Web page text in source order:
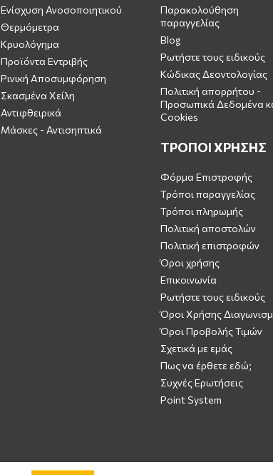
Ενίσχυση Ανοσοποιητικού
Θερμόμετρα
Κρυολόγημα
Προϊόντα Εντριβής
Ρινική Αποσυμφόρηση
Σκασμένα Χείλη
Αντιφθειρικά
Μάσκες - Αντισηπτικά
Παρακολούθηση
παραγγελίας
Blog
Ρωτήστε τους ειδικούς
Κώδικας Δεοντολογίας
Πολιτική απορρήτου -
Προσωπικά Δεδομένα
Cookies
ΤΡΟΠΟΙ ΧΡΗΣΗΣ
Φόρμα Επιστροφής
Τρόποι παραγγελίας
Τρόποι πληρωμής
Πολιτική αποστολών
Πολιτική επιστροφών
Όροι χρήσης
Επικοινωνία
Ρωτήστε τους ειδικούς
Όροι Χρήσης
Όροι Προβολής Τιμών
Σχετικά με εμάς
Πως να έρθετε εδώ;
Συχνές Ερωτήσεις
Point System